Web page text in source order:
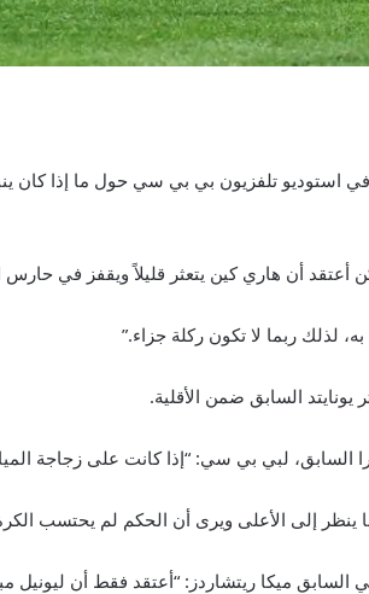
استوديو تلفزيون بي بي سي حول ما إذا كان
أعتقد أن هاري كين يتعثر قليلاً ويقفز في حارس
لذلك ربما لا تكون ركلة جزاء.”
السابق ضمن الأقلية.
لبي بي سي: “إذا كانت على زجاجة
إلى الأعلى ويرى أن الحكم لم يحتسب
ميكا ريتشاردز: “أعتقد فقط أن ليونيل